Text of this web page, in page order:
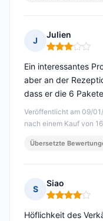
J
Julien
Hinweis: 3
Veröffentlicht am 09/
nach einem Kauf von
Ein interessantes
aber an der
dass er die 6
Übersetzte
S
Siao
Hinweis: 4
Höflichkeit des